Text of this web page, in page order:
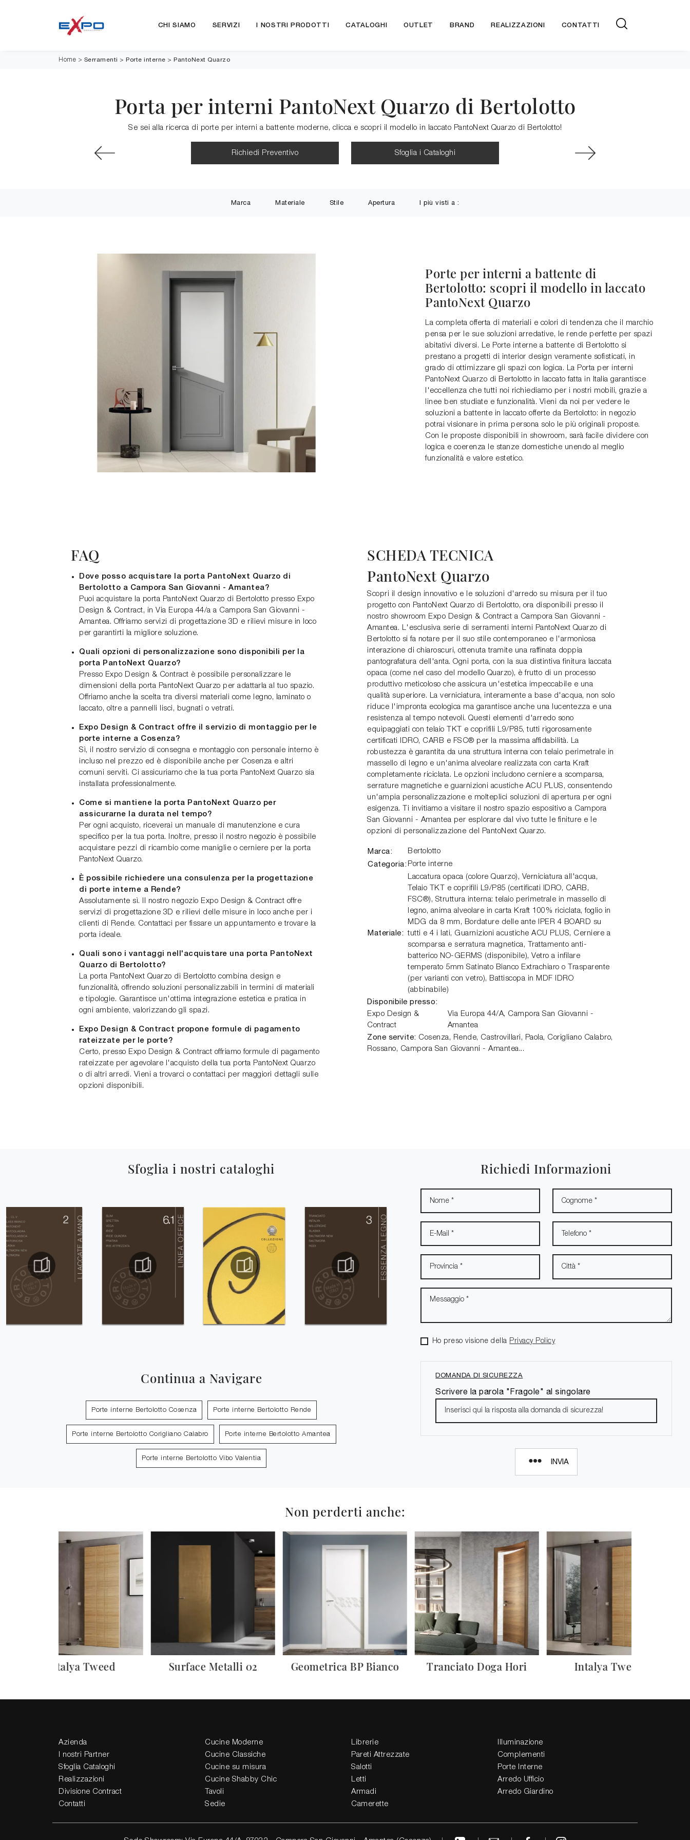
CHI SIAMO SERVIZI I NOSTRI PRODOTTI CATALOGHI OUTLET BRAND REALIZZAZIONI CONTATTI
Home > Serramenti > Porte interne > PantoNext Quarzo
Porta per interni PantoNext Quarzo di Bertolotto
Se sei alla ricerca di porte per interni a battente moderne, clicca e scopri il modello in laccato PantoNext Quarzo di Bertolotto!
Richiedi Preventivo Sfoglia i Cataloghi
Marca Materiale Stile Apertura I più visti a :
Porte per interni a battente di
Bertolotto: scopri il modello in laccato
PantoNext Quarzo
La completa offerta di materiali e colori di tendenza che il marchio
pensa per le sue soluzioni arredative, le rende perfette per spazi
abitativi diversi. Le Porte interne a battente di Bertolotto si
prestano a progetti di interior design veramente sofisticati, in
grado di ottimizzare gli spazi con logica. La Porta per interni
PantoNext Quarzo di Bertolotto in laccato fatta in Italia garantisce
l'eccellenza che tutti noi richiediamo per i nostri mobili, grazie a
linee ben studiate e funzionalità. Vieni da noi per vedere le
soluzioni a battente in laccato offerte da Bertolotto: in negozio
potrai visionare in prima persona solo le più originali proposte.
Con le proposte disponibili in showroom, sarà facile dividere con
logica e coerenza le stanze domestiche unendo al meglio
funzionalità e valore estetico.
FAQ
Dove posso acquistare la porta PantoNext Quarzo di
Bertolotto a Campora San Giovanni - Amantea?
Puoi acquistare la porta PantoNext Quarzo di Bertolotto presso Expo
Design & Contract, in Via Europa 44/a a Campora San Giovanni -
Amantea. Offriamo servizi di progettazione 3D e rilievi misure in loco
per garantirti la migliore soluzione.
Quali opzioni di personalizzazione sono disponibili per la
porta PantoNext Quarzo?
Presso Expo Design & Contract è possibile personalizzare le
dimensioni della porta PantoNext Quarzo per adattarla al tuo spazio.
Offriamo anche la scelta tra diversi materiali come legno, laminato o
laccato, oltre a pannelli lisci, bugnati o vetrati.
Expo Design & Contract offre il servizio di montaggio per le
porte interne a Cosenza?
Sì, il nostro servizio di consegna e montaggio con personale interno è
incluso nel prezzo ed è disponibile anche per Cosenza e altri
comuni serviti. Ci assicuriamo che la tua porta PantoNext Quarzo sia
installata professionalmente.
Come si mantiene la porta PantoNext Quarzo per
assicurarne la durata nel tempo?
Per ogni acquisto, riceverai un manuale di manutenzione e cura
specifico per la tua porta. Inoltre, presso il nostro negozio è possibile
acquistare pezzi di ricambio come maniglie o cerniere per la porta
PantoNext Quarzo.
È possibile richiedere una consulenza per la progettazione
di porte interne a Rende?
Assolutamente sì. Il nostro negozio Expo Design & Contract offre
servizi di progettazione 3D e rilievi delle misure in loco anche per i
clienti di Rende. Contattaci per fissare un appuntamento e trovare la
porta ideale.
Quali sono i vantaggi nell'acquistare una porta PantoNext
Quarzo di Bertolotto?
La porta PantoNext Quarzo di Bertolotto combina design e
funzionalità, offrendo soluzioni personalizzabili in termini di materiali
e tipologie. Garantisce un'ottima integrazione estetica e pratica in
ogni ambiente, valorizzando gli spazi.
Expo Design & Contract propone formule di pagamento
rateizzate per le porte?
Certo, presso Expo Design & Contract offriamo formule di pagamento
rateizzate per agevolare l'acquisto della tua porta PantoNext Quarzo
o di altri arredi. Vieni a trovarci o contattaci per maggiori dettagli sulle
opzioni disponibili.
SCHEDA TECNICA
PantoNext Quarzo
Scopri il design innovativo e le soluzioni d'arredo su misura per il tuo
progetto con PantoNext Quarzo di Bertolotto, ora disponibili presso il
nostro showroom Expo Design & Contract a Campora San Giovanni -
Amantea. L'esclusiva serie di serramenti interni PantoNext Quarzo di
Bertolotto si fa notare per il suo stile contemporaneo e l'armoniosa
interazione di chiaroscuri, ottenuta tramite una raffinata doppia
pantografatura dell'anta. Ogni porta, con la sua distintiva finitura laccata
opaca (come nel caso del modello Quarzo), è frutto di un processo
produttivo meticoloso che assicura un'estetica impeccabile e una
qualità superiore. La verniciatura, interamente a base d'acqua, non solo
riduce l'impronta ecologica ma garantisce anche una lucentezza e una
resistenza al tempo notevoli. Questi elementi d'arredo sono
equipaggiati con telaio TKT e coprifili L9/P85, tutti rigorosamente
certificati IDRO, CARB e FSC® per la massima affidabilità. La
robustezza è garantita da una struttura interna con telaio perimetrale in
massello di legno e un'anima alveolare realizzata con carta Kraft
completamente riciclata. Le opzioni includono cerniere a scomparsa,
serrature magnetiche e guarnizioni acustiche ACU PLUS, consentendo
un'ampia personalizzazione e molteplici soluzioni di apertura per ogni
esigenza. Ti invitiamo a visitare il nostro spazio espositivo a Campora
San Giovanni - Amantea per esplorare dal vivo tutte le finiture e le
opzioni di personalizzazione del PantoNext Quarzo.
Marca: Bertolotto
Categoria: Porte interne
Materiale:
Laccatura opaca (colore Quarzo), Verniciatura all'acqua,
Telaio TKT e coprifili L9/P85 (certificati IDRO, CARB,
FSC®), Struttura interna: telaio perimetrale in massello di
legno, anima alveolare in carta Kraft 100% riciclata, foglio in
MDG da 8 mm, Bordature delle ante IPER 4 BOARD su
tutti e 4 i lati, Guarnizioni acustiche ACU PLUS, Cerniere a
scomparsa e serratura magnetica, Trattamento anti-
batterico NO-GERMS (disponibile), Vetro a infilare
temperato 5mm Satinato Bianco Extrachiaro o Trasparente
(per varianti con vetro), Battiscopa in MDF IDRO
(abbinabile)
Disponibile presso:
Expo Design &
Contract
Via Europa 44/A, Campora San Giovanni -
Amantea
Zone servite: Cosenza, Rende, Castrovillari, Paola, Corigliano Calabro,
Rossano, Campora San Giovanni - Amantea...
Sfoglia i nostri cataloghi
Continua a Navigare
Porte interne Bertolotto Cosenza Porte interne Bertolotto Rende
Porte interne Bertolotto Corigliano Calabro Porte interne Bertolotto Amantea
Porte interne Bertolotto Vibo Valentia
Richiedi Informazioni
Ho preso visione della Privacy Policy
DOMANDA DI SICUREZZA
Scrivere la parola "Fragole" al singolare
INVIA
Non perderti anche:
Intalya Tweed Surface Metalli 02 Geometrica BP Bianco Tranciato Doga Hori Intalya Tweed
Azienda
I nostri Partner
Sfoglia Cataloghi
Realizzazioni
Divisione Contract
Contatti
Cucine Moderne
Cucine Classiche
Cucine su misura
Cucine Shabby Chic
Tavoli
Sedie
Librerie
Pareti Attrezzate
Salotti
Letti
Armadi
Camerette
Illuminazione
Complementi
Porte Interne
Arredo Ufficio
Arredo Giardino